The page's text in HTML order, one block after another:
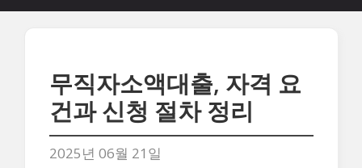
뛰
무직자소액대출, 자격 요
건과 신청 절차 정리
2025년 06월 21일